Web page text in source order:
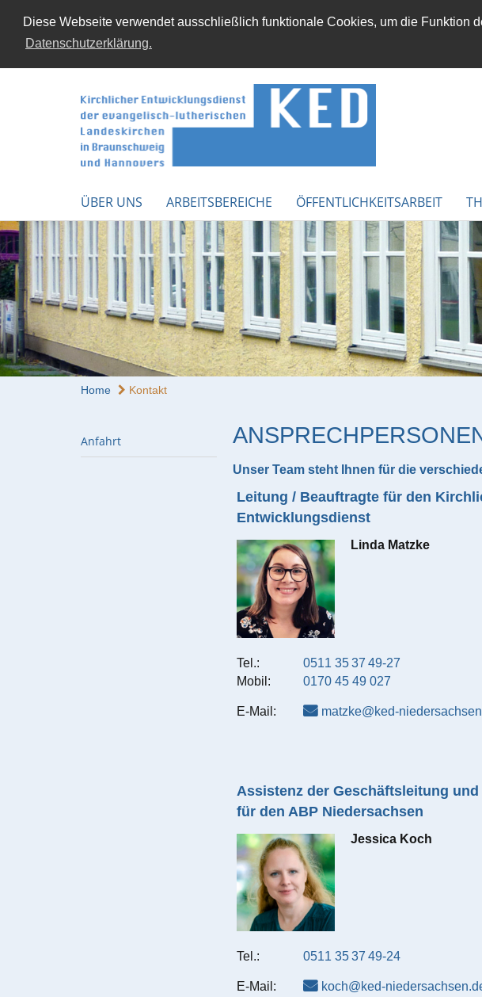
Diese Webseite verwendet ausschließlich funktionale Cookies, um die Funktion
Datenschutzerklärung.
ÜBER UNS ARBEITSBEREICHE ÖFFENTLICHKEITSARBEIT
Home Kontakt
Anfahrt
Unser Team steht Ihnen für die
Leitung / Beauftragte für den
Entwicklungsdienst
Linda Matzke
Tel.:
0511 35 37 49-27
Mobil:
0170 45 49 027
E-Mail: matzke@ked-
Assistenz der Geschäftsleitung
für den ABP Niedersachsen
Jessica Koch
Tel.: 0511 35 37 49-24
E-Mail: koch@ked-